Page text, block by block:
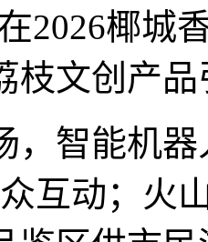
2026椰城
枝文创产
智能机器
互动；火